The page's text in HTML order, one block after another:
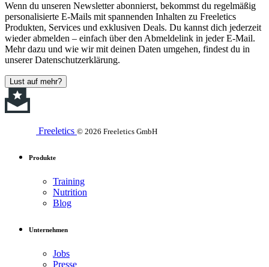
Wenn du unseren Newsletter abonnierst, bekommst du regelmäßig
personalisierte E-Mails mit spannenden Inhalten zu Freeletics
Produkten, Services und exklusiven Deals. Du kannst dich jederzeit
wieder abmelden – einfach über den Abmeldelink in jeder E-Mail.
Mehr dazu und wie wir mit deinen Daten umgehen, findest du in
unserer Datenschutzerklärung.
Lust auf mehr?
Freeletics © 2026 Freeletics GmbH
Produkte
Training
Nutrition
Blog
Unternehmen
Jobs
Presse